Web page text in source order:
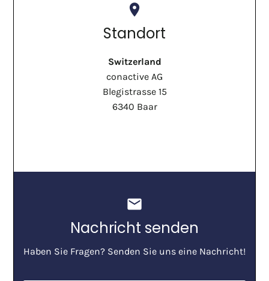
place
Standort
Switzerland
conactive AG
Blegistrasse 15
6340 Baar
mail
Nachricht senden
Haben Sie Fragen? Senden Sie uns eine Nachricht!